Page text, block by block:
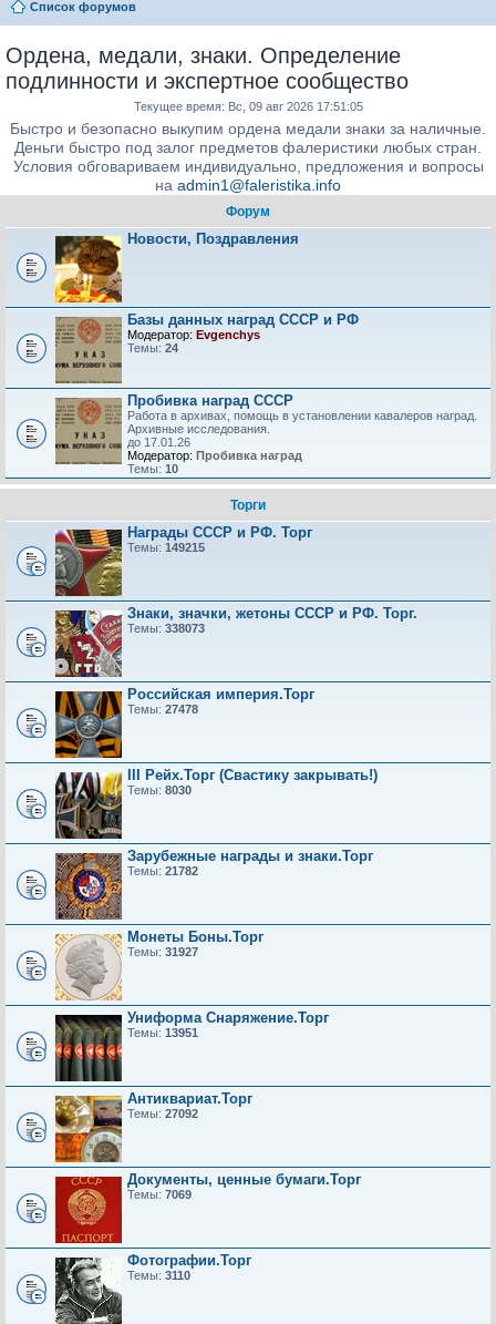
Список форумов
Ордена, медали, знаки. Определение
подлинности и экспертное сообщество
Текущее время: Вс, 09 авг 2026 17:51:05
Быстро и безопасно выкупим ордена медали знаки за наличные.
Деньги быстро под залог предметов фалеристики любых стран.
Условия обговариваем индивидуально, предложения и вопросы
на admin1@faleristika.info
Форум
Новости, Поздравления
Базы данных наград СССР и РФ
Модератор: Evgenchys
Темы: 24
Пробивка наград СССР
Работа в архивах, помощь в установлении кавалеров наград.
Архивные исследования.
до 17.01.26
Модератор: Пробивка наград
Темы: 10
Торги
Награды СССР и РФ. Торг
Темы: 149215
Знаки, значки, жетоны СССР и РФ. Торг.
Темы: 338073
Российская империя.Торг
Темы: 27478
III Рейх.Торг (Свастику закрывать!)
Темы: 8030
Зарубежные награды и знаки.Торг
Темы: 21782
Монеты Боны.Торг
Темы: 31927
Униформа Снаряжение.Торг
Темы: 13951
Антиквариат.Торг
Темы: 27092
Документы, ценные бумаги.Торг
Темы: 7069
Фотографии.Торг
Темы: 3110